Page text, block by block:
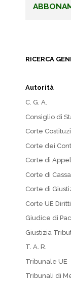
RICERCA
Autorità
C. G. A.
Consiglio di
Corte
Corte dei
Corte di
Corte di
Corte di
Corte UE
Giudice di
Giustizia
T. A. R.
Tribunale UE
Tribunali di